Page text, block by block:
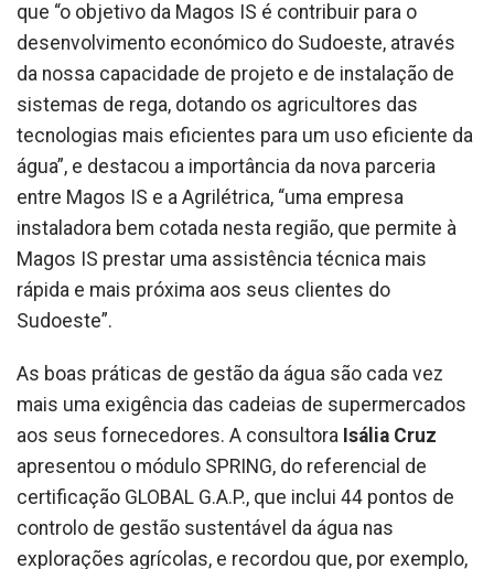
que “o objetivo da Magos IS é contribuir para o
desenvolvimento económico do Sudoeste, através
da nossa capacidade de projeto e de instalação de
sistemas de rega, dotando os agricultores das
tecnologias mais eficientes para um uso eficiente da
água”, e destacou a importância da nova parceria
entre Magos IS e a Agrilétrica, “uma empresa
instaladora bem cotada nesta região, que permite à
Magos IS prestar uma assistência técnica mais
rápida e mais próxima aos seus clientes do
Sudoeste”.
As boas práticas de gestão da água são cada vez
mais uma exigência das cadeias de supermercados
aos seus fornecedores. A consultora Isália Cruz
apresentou o módulo SPRING, do referencial de
certificação GLOBAL G.A.P., que inclui 44 pontos de
controlo de gestão sustentável da água nas
explorações agrícolas, e recordou que, por exemplo,